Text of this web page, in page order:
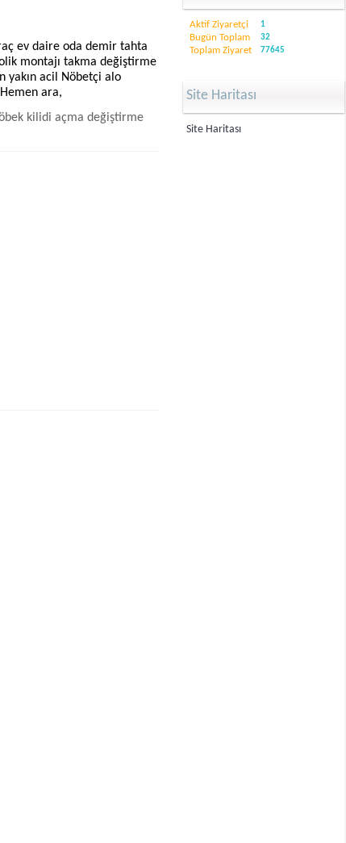
ev daire oda demir tahta
montajı takma değiştirme
yakın acil Nöbetçi alo
ara,
kilidi açma değiştirme
Aktif Ziyaretçi 1
Bugün Toplam 32
Toplam Ziyaret 77645
Site Haritası
Site Haritası